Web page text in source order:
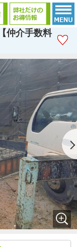
仲介手数料